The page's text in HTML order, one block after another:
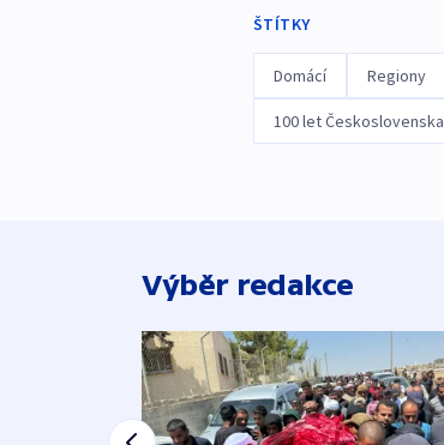
ŠTÍTKY
Domácí Regiony
100 let Československa
Výběr redakce